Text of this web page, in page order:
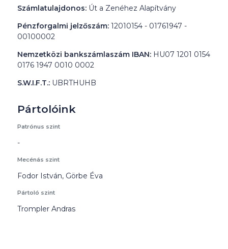
Számlatulajdonos: Út a Zenéhez Alapítvány
Pénzforgalmi jelzőszám: 12010154 - 01761947 -
00100002
Nemzetközi bankszámlaszám IBAN: HU07 1201 0154
0176 1947 0010 0002
S.W.I.F.T.: UBRTHUHB
Pártolóink
Patrónus szint
-
Mecénás szint
Fodor István, Görbe Éva
Pártoló szint
Trompler Andras